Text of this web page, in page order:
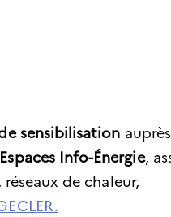
sensibilisation
Info-Énergie,
de chaleur,